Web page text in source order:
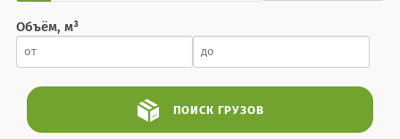
Объём, м³
ПОИСК ГРУЗОВ